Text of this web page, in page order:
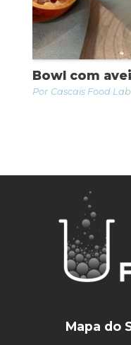
Bowl com
Cascais Food Lab
Mapa do